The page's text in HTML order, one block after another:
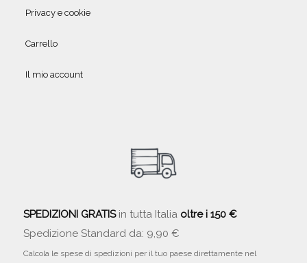
Privacy e cookie
Carrello
Il mio account
SPEDIZIONI GRATISin tutta Italia oltre i 150 €
Spedizione Standard da: 9,90 €
Calcola le spese di spedizioni per il tuo paese direttamente nel